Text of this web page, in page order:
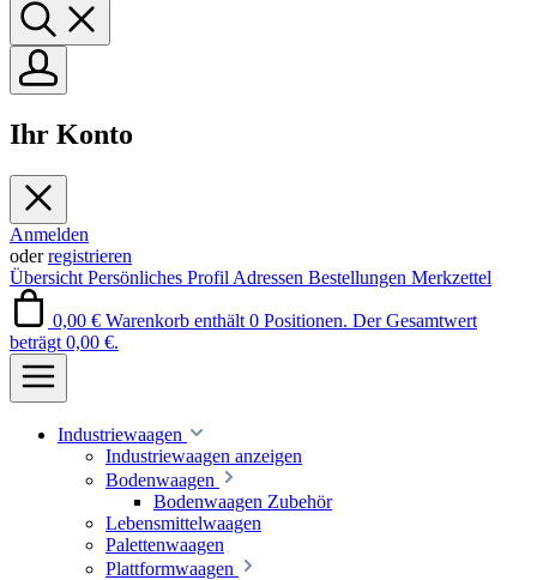
Ihr Konto
Anmelden
oderregistrieren
Übersicht Persönliches Profil Adressen Bestellungen Merkzettel
0,00 € Warenkorb enthält 0 Positionen. Der Gesamtwert
beträgt 0,00 €.
Industriewaagen
Industriewaagen anzeigen
Bodenwaagen
Bodenwaagen Zubehör
Lebensmittelwaagen
Palettenwaagen
Plattformwaagen